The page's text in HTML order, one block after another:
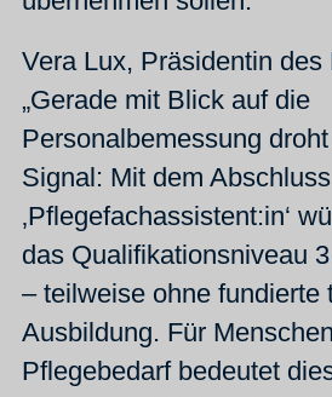
Vera Lux, Präsidentin des
„Gerade mit Blick auf die
Personalbemessung
Signal: Mit dem Abschluss
‚Pflegefachassistent:in‘
das Qualifikationsniveau
– teilweise ohne fundierte
Ausbildung. Für
Pflegebedarf bedeutet